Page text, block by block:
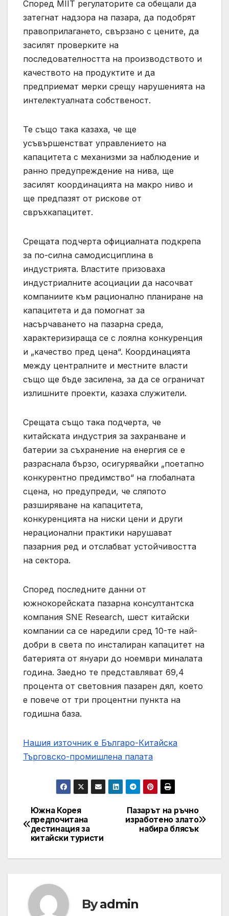
Според MIIT регулаторите са обещали да
затегнат надзора на пазара, да подобрят
правоприлагането, свързано с цените, да
засилят проверките на
последователността на производството и
качеството на продуктите и да
предприемат мерки срещу нарушенията на
интелектуалната собственост.
Те също така казаха, че ще
усъвършенстват управлението на
капацитета с механизми за наблюдение и
ранно предупреждение на нива, ще
засилят координацията на макро ниво и
ще предпазят от рискове от
свръхкапацитет.
Срещата подчерта официалната подкрепа
за по-силна самодисциплина в
индустрията. Властите призоваха
индустриалните асоциации да насочват
компаниите към рационално планиране на
капацитета и да помогнат за
насърчаването на пазарна среда,
характеризираща се с лоялна конкуренция
и „качество пред цена“. Координацията
между централните и местните власти
също ще бъде засилена, за да се ограничат
излишните проекти, казаха служители.
Срещата също така подчерта, че
китайската индустрия за захранване и
батерии за съхранение на енергия се е
разраснала бързо, осигурявайки „поетапно
конкурентно предимство“ на глобалната
сцена, но предупреди, че сляпото
разширяване на капацитета,
конкуренцията на ниски цени и други
нерационални практики нарушават
пазарния ред и отслабват устойчивостта
на сектора.
Според последните данни от
южнокорейската пазарна консултантска
компания SNE Research, шест китайски
компании са се наредили сред 10-те най-
добри в света по инсталиран капацитет на
батерията от януари до ноември миналата
година. Заедно те представляват 69,4
процента от световния пазарен дял, което
е повече от три процентни пункта на
годишна база.
Нашия източник е Българо-Китайска
Търговско-промишлена палaта
Post
navigation
Пазарът на ръчно
изработено злато
набира блясък
Южна Корея
предпочитана
дестинация за
китайски туристи
Byadmin